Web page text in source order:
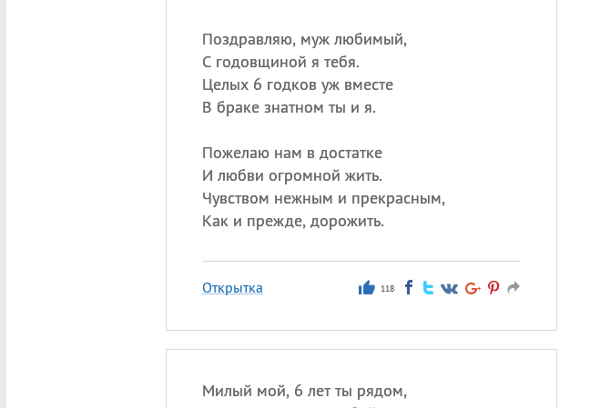
Поздравляю, муж любимый,
С годовщиной я тебя.
Целых 6 годков уж вместе
В браке знатном ты и я.
Пожелаю нам в достатке
И любви огромной жить.
Чувством нежным и прекрасным,
Как и прежде, дорожить.
Открытка 118
Милый мой, 6 лет ты рядом,